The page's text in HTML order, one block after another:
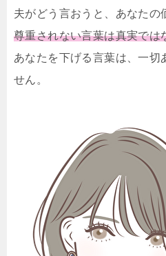
夫がどう言おうと、あなたの
尊重されない言葉は真実では
あなたを下げる言葉は、一切
せん。